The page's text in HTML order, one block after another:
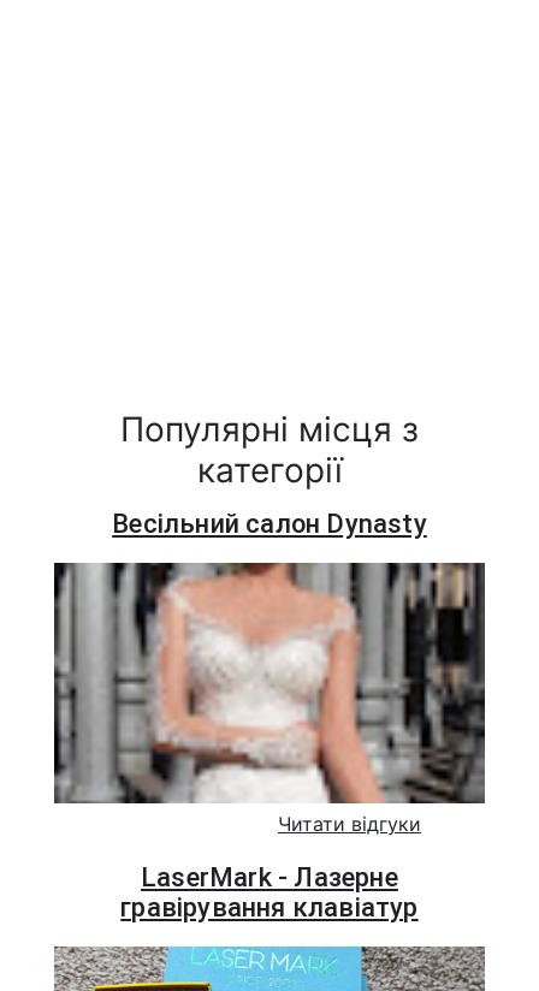
Популярні місця з
категорії
Весільний салон Dynasty
Читати відгуки
LaserMark - Лазерне
гравірування клавіатур